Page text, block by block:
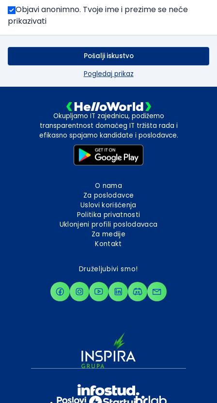
Objavi anonimno. Tvoje ime i prezime se neće
prikazivati
Pošalji iskustvo
Pogledaj prikaz
Okupljamo IT zajednicu, podižemo
transparentnost domaćeg IT tržišta rada i
efikasno spajamo kandidate i poslodavce.
O nama
Za poslodavce
Uslovi korišćenja
Politika privatnosti
Uklonjeni profili poslodavaca
Za medije
Kontakt
Druželjubivi smo!